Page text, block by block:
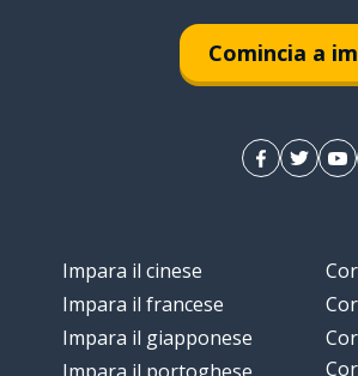
Comincia a
Impara il cinese
Impara il francese
Impara il giapponese